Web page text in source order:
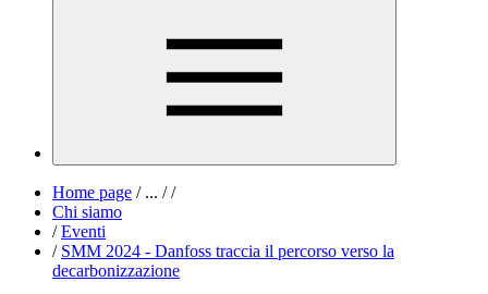
Home page /... / /
Chi siamo
/ Eventi
/ SMM 2024 - Danfoss traccia il percorso verso la
decarbonizzazione